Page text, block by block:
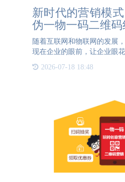
新时代的营销模
伪一物一码二维
随着互联网和物联网的发展
现在企业的眼前，让企业眼
费。在网络如此发达的时代
2026-07-18 18:48